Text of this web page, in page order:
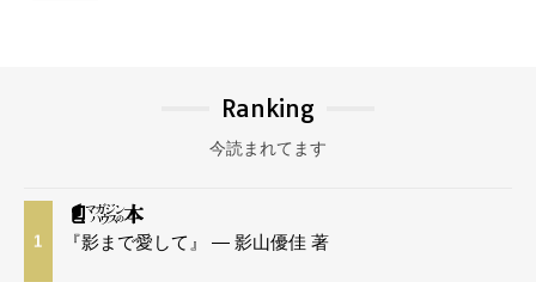
Ranking
今読まれてます
1 『影まで愛して』 — 影山優佳 著